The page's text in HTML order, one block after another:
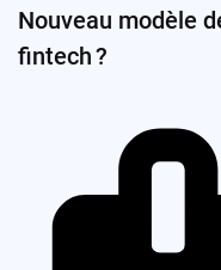
Nouveau modèle
fintech ?